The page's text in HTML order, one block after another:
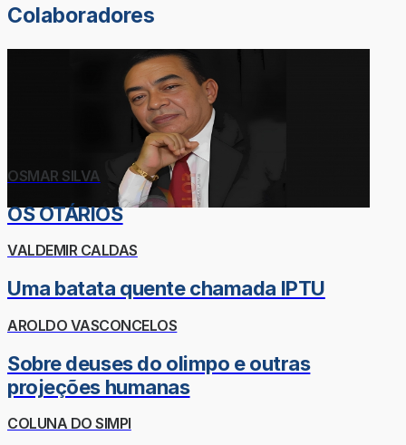
Colaboradores
OSMAR SILVA
OS OTÁRIOS
VALDEMIR CALDAS
Uma batata quente chamada IPTU
AROLDO VASCONCELOS
Sobre deuses do olimpo e outras
projeções humanas
COLUNA DO SIMPI